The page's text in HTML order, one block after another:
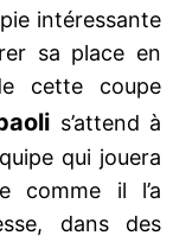
intéressante
sa place en
cette coupe
s’attend à
qui jouera
comme il l’a
dans des